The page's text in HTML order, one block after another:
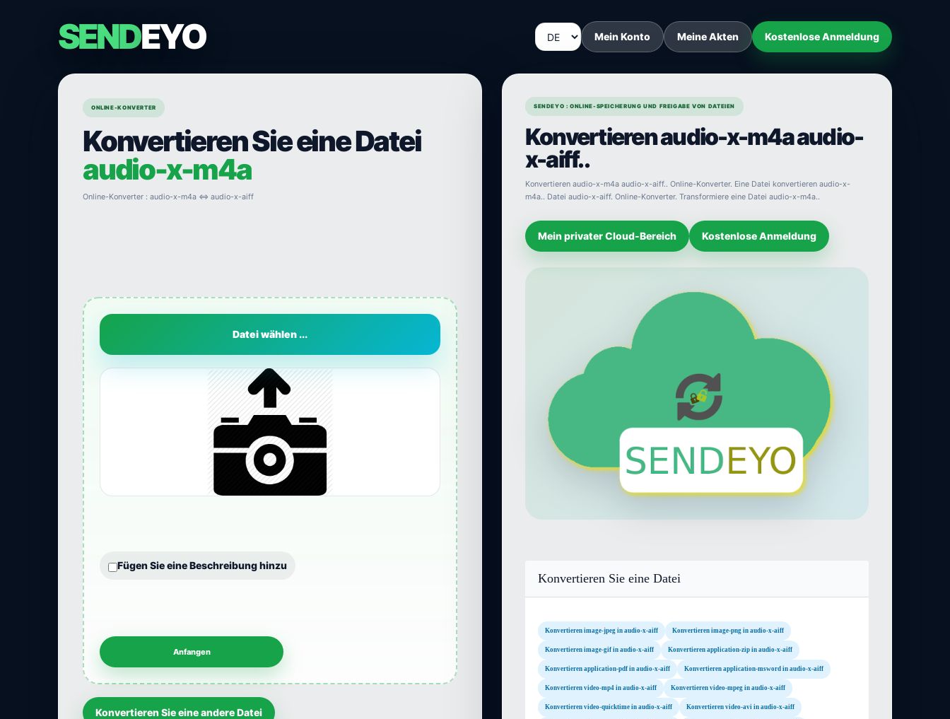
SENDEYO Mein Konto Meine Akten Kostenlose Anmeldung
ONLINE-KONVERTER
Konvertieren Sie eine Datei
audio-x-m4a
Online-Konverter : audio-x-m4a ⇔ audio-x-aiff
Datei wählen ...
Fügen Sie eine Beschreibung hinzu
Konvertieren Sie eine andere Datei
SENDEYO : ONLINE-SPEICHERUNG UND FREIGABE VON DATEIEN
Konvertieren audio-x-m4a audio-
x-aiff..
Konvertieren audio-x-m4a audio-x-aiff.. Online-Konverter. Eine Datei konvertieren audio-x-
m4a.. Datei audio-x-aiff. Online-Konverter. Transformiere eine Datei audio-x-m4a..
Mein privater Cloud-Bereich Kostenlose Anmeldung
Konvertieren Sie eine Datei
Konvertieren image-jpeg in audio-x-aiff Konvertieren image-png in audio-x-aiff
Konvertieren image-gif in audio-x-aiff Konvertieren application-zip in audio-x-aiff
Konvertieren application-pdf in audio-x-aiff Konvertieren application-msword in audio-x-aiff
Konvertieren video-mp4 in audio-x-aiff Konvertieren video-mpeg in audio-x-aiff
Konvertieren video-quicktime in audio-x-aiff Konvertieren video-avi in audio-x-aiff